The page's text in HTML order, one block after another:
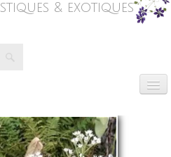
& exotiques